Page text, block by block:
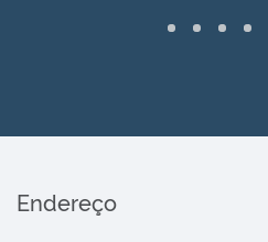
Endereço